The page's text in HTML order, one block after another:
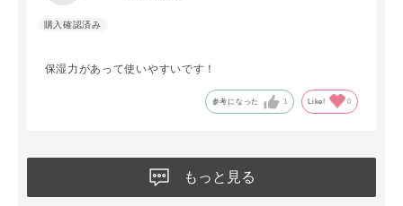
保湿力があって使いやすいです！
参考になった 1 Like! 0
もっと見る